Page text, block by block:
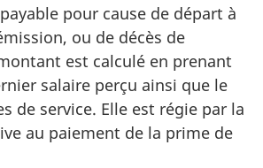
pour cause de départ à
ou de décès de
est calculé en prenant
salaire perçu ainsi que le
de service. Elle est régie par la
au paiement de la prime de